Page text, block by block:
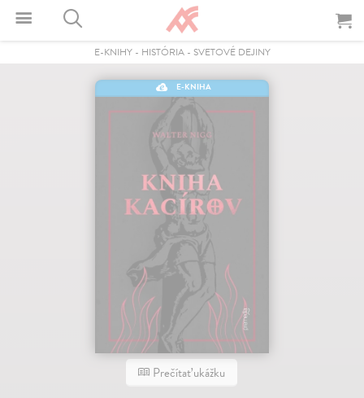
E-KNIHY- HISTÓRIA- SVETOVÉ DEJINY
E-KNIHA
Prečítať ukážku